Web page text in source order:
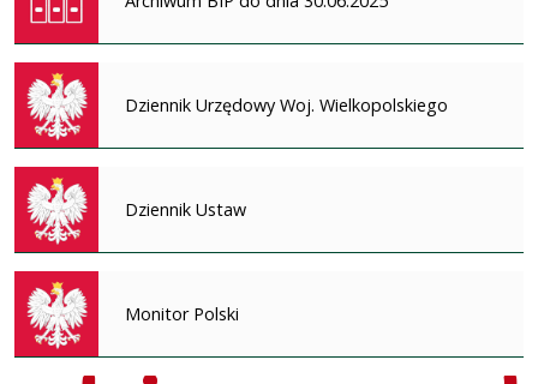
Dziennik Urzędowy Woj. Wielkopolskiego
Dziennik Ustaw
Monitor Polski